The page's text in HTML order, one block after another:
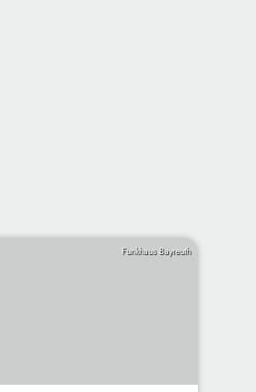
Funkhaus Bayreuth